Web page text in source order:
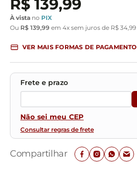
R$ 139,99
À vista no PIX
Ou R$ 139,99 em 4x sem juros de R$ 34 99
VER MAIS FORMAS DE PAGAMENTO
Não sei meu CEP
Consultar regras de frete
Compartilhar